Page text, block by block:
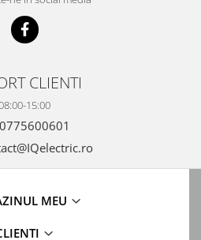
CLIENTI
15:00
0775600601
MEU